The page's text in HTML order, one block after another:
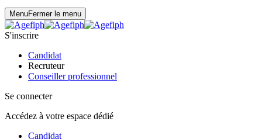
MenuFermer le menu
S'inscrire
Candidat
Recruteur
Conseiller professionnel
Se connecter
Accédez à votre espace dédié
Candidat